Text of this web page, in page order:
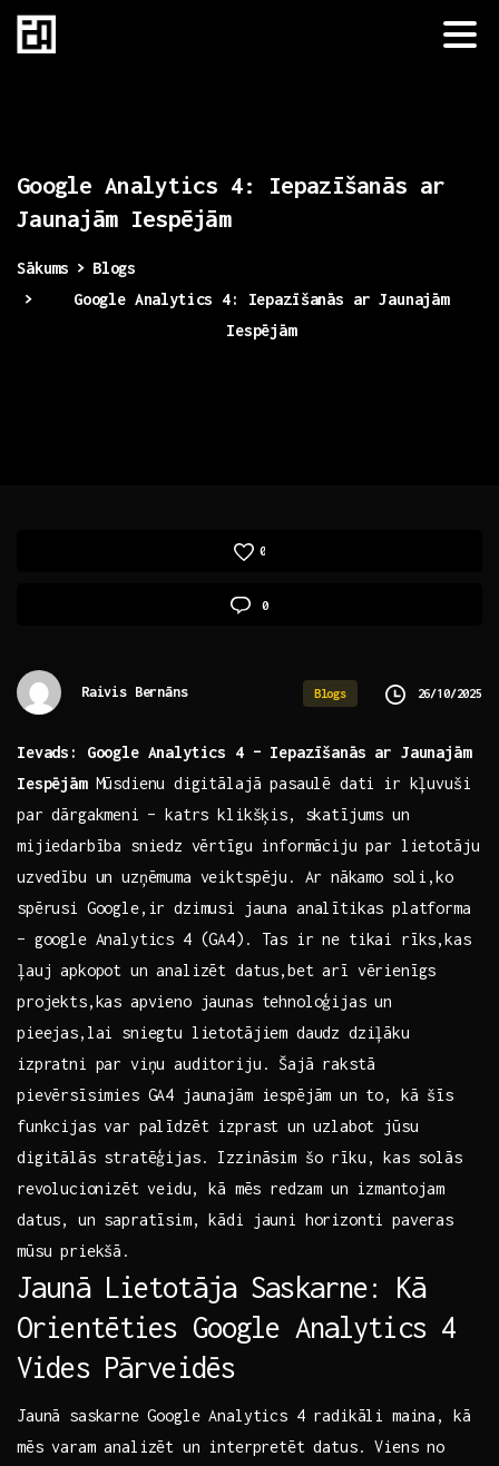
Google Analytics 4: Iepazīšanās ar
Jaunajām Iespējām
Sākums
Blogs
Google Analytics 4: Iepazīšanās ar Jaunajām
Iespējām
0
0
Raivis Bernāns Blogs 26/10/2025
Ievads: ‌Google Analytics ‍4 ‍– Iepazīšanās ar Jaunajām
‍IespējāmMūsdienu⁤ digitālajā pasaulē dati ir kļuvuši
par dārgakmeni⁣ – ‌katrs klikšķis, skatījums un
mijiedarbība sniedz⁤ vērtīgu informāciju par lietotāju
uzvedību un ‌uzņēmuma veiktspēju. ⁣Ar⁢ nākamo soli,ko
spērusi ​Google,ir dzimusi jauna analītikas platforma
– google Analytics 4 (GA4). Tas ir ne ​tikai rīks,kas⁤
ļauj apkopot ‍un analizēt datus,bet arī ​vērienīgs
projekts,kas apvieno jaunas tehnoloģijas un
pieejas,lai​ sniegtu lietotājiem​ daudz‌ dziļāku
izpratni par viņu auditoriju. Šajā rakstā
pievērsīsimies​ GA4 ​jaunajām iespējām⁣ un​ to, kā šīs
funkcijas var ‍palīdzēt izprast⁢ un uzlabot jūsu
digitālās stratēģijas. Izzināsim šo rīku, kas ⁢solās
⁣revolucionizēt ⁤veidu, kā mēs redzam ⁢un‍ izmantojam
datus, un sapratīsim, ​kādi jauni horizonti ​paveras⁤
mūsu priekšā.
Jaunā Lietotāja ‌Saskarne: ⁢Kā
‌Orientēties Google ​Analytics 4⁣
Vides⁣ Pārveidēs
Jaunā ‌saskarne⁣ Google Analytics 4​ radikāli maina, kā
mēs varam analizēt⁣ un interpretēt datus. Viens ‌no